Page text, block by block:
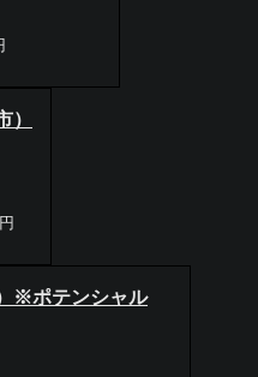
）
※ポテンシャル